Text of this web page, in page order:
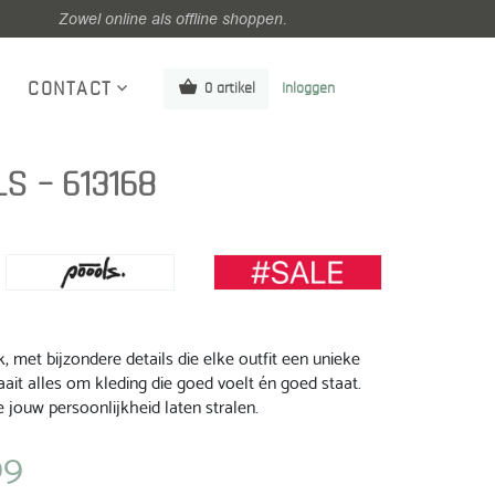
Zowel online als offline shoppen.
CONTACT 0 artikel Inloggen
– 613168
met bijzondere details die elke outfit een unieke
alles om kleding die goed voelt én goed staat.
jouw persoonlijkheid laten stralen.